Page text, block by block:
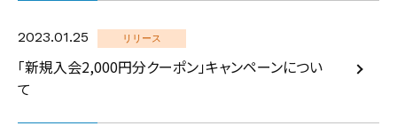
2023.01.25 リリース
「新規入会2,000円分クーポン」キャンペーンについ
て